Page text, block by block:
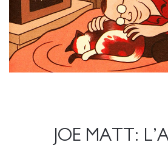
JOE MATT: